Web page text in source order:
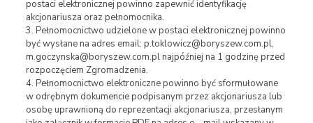
postaci elektronicznej powinno zapewnić identyfikację
akcjonariusza oraz pełnomocnika.
3. Pełnomocnictwo udzielone w postaci elektronicznej powinno
być wysłane na adres email: p.toklowicz@boryszew.com.pl,
m.goczynska@boryszew.com.pl najpóźniej na 1 godzinę przed
rozpoczęciem Zgromadzenia.
4. Pełnomocnictwo elektroniczne powinno być sformułowane
w odrębnym dokumencie podpisanym przez akcjonariusza lub
osobę uprawnioną do reprezentacji akcjonariusza, przesłanym